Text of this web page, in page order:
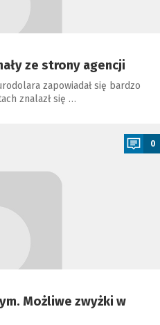
ze strony agencji
zapowiadał się bardzo
znalazł się …
0
Możliwe zwyżki w